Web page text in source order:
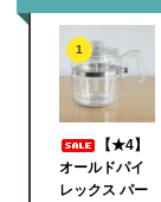
1
【★4】
オールドパイ
レックス パー